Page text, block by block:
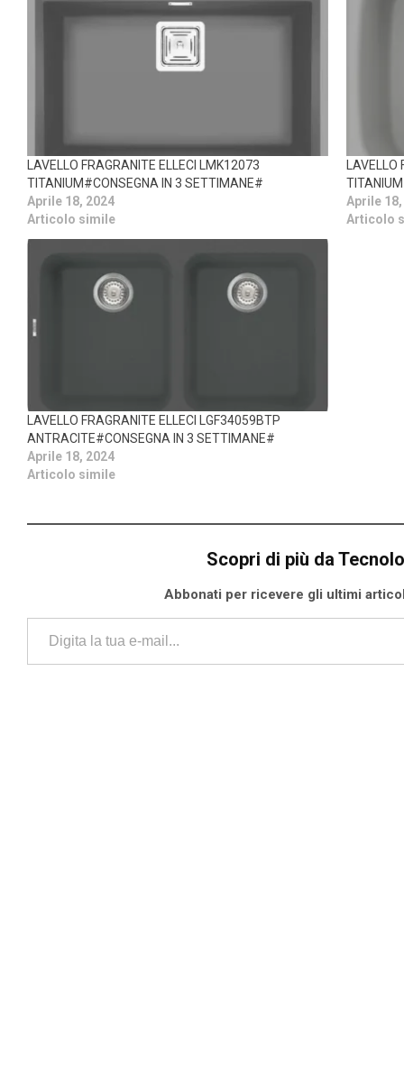
LAVELLO FRAGRANITE ELLECI LMK12073
TITANIUM#CONSEGNA IN 3 SETTIMANE#
Aprile 18, 2024
Articolo simile
Aprile
Articolo
LAVELLO FRAGRANITE ELLECI LGF34059BTP
ANTRACITE#CONSEGNA IN 3 SETTIMANE#
Aprile 18, 2024
Articolo simile
Scopri di più da
Abbonati per ricevere gli ultimi
Digita la tua e-mail...